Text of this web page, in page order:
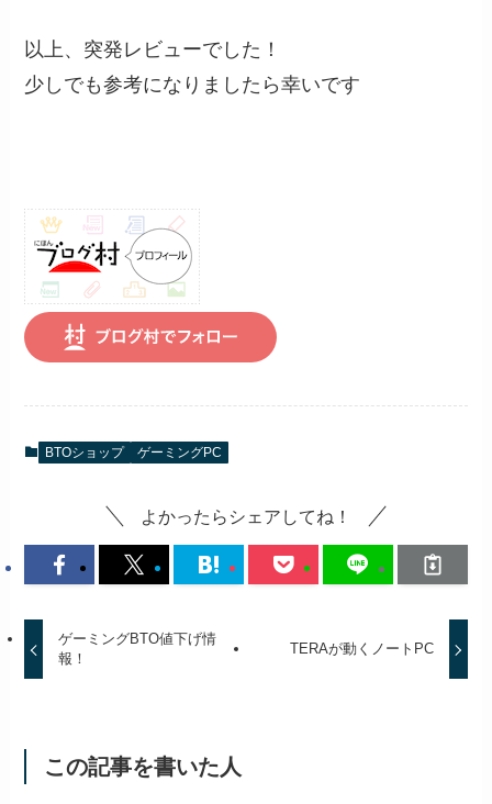
以上、突発レビューでした！
少しでも参考になりましたら幸いです
BTOショップ ゲーミングPC
よかったらシェアしてね！
ゲーミングBTO値下げ情
報！
TERAが動くノートPC
この記事を書いた人